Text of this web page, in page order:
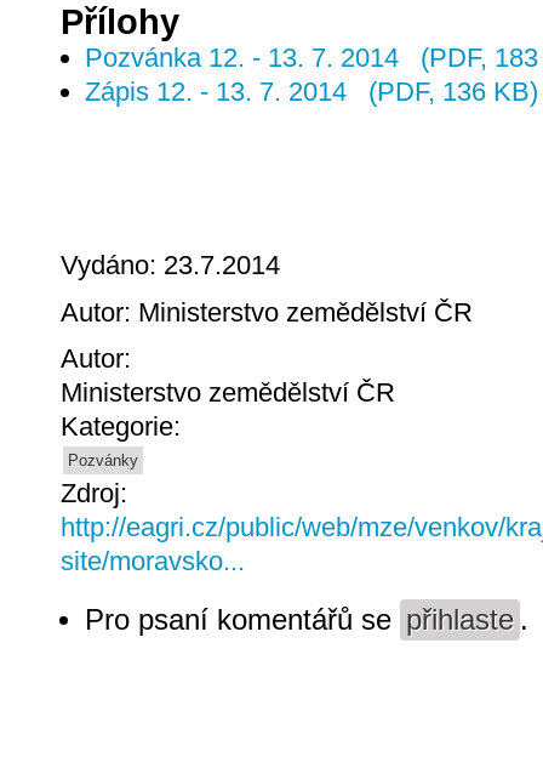
Přílohy
Pozvánka 12. - 13. 7. 2014
(PDF,
Zápis 12. - 13. 7. 2014
(PDF, 136 KB)
Vydáno: 23.7.2014
Autor: Ministerstvo zemědělství ČR
Autor:
Ministerstvo zemědělství ČR
Kategorie:
Pozvánky
Zdroj:
http://eagri.cz/public/web/mze/venkov/
site/moravsko...
Pro psaní komentářů se přihlaste .